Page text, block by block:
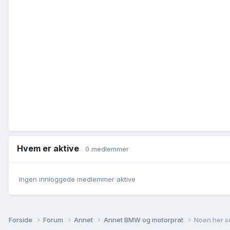
Hvem er aktive 0 medlemmer
Ingen innloggede medlemmer aktive
Forside Forum Annet Annet BMW og motorprat Noen her